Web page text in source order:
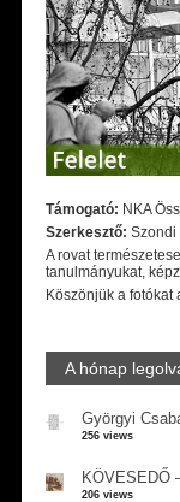
Támogató: NKA
Szerkesztő: Szondi
A rovat
tanulmányukat,
Köszönjük a fotókat
A hónap
Györgyi
256 views
KÖVESEDŐ
206 views